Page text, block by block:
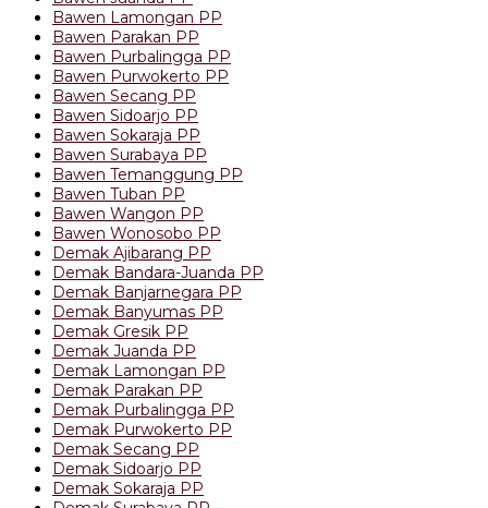
Bawen Lamongan PP
Bawen Parakan PP
Bawen Purbalingga PP
Bawen Purwokerto PP
Bawen Secang PP
Bawen Sidoarjo PP
Bawen Sokaraja PP
Bawen Surabaya PP
Bawen Temanggung PP
Bawen Tuban PP
Bawen Wangon PP
Bawen Wonosobo PP
Demak Ajibarang PP
Demak Bandara-Juanda PP
Demak Banjarnegara PP
Demak Banyumas PP
Demak Gresik PP
Demak Juanda PP
Demak Lamongan PP
Demak Parakan PP
Demak Purbalingga PP
Demak Purwokerto PP
Demak Secang PP
Demak Sidoarjo PP
Demak Sokaraja PP